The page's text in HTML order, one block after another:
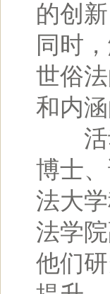
的创
同时
世俗
和内涵
活动
博士
法大
法学
他们